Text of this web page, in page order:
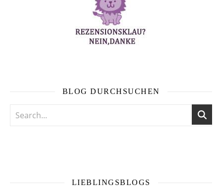
BLOG DURCHSUCHEN
LIEBLINGSBLOGS